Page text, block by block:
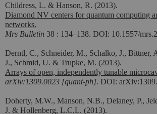
Childress, L. & Hanson, R. (2013).
Diamond NV centers for quantum computing
networks.
Mrs Bulletin 38 : 134–138. DOI: 10.1557/
Derntl, C., Schneider, M., Schalko, J., Bittner,
J., Schmid, U. & Trupke, M. (2013).
Arrays of open, independently tunable
arXiv:1309.0023 [quant-ph]. DOI:
Doherty, M.W., Manson, N.B., Delaney, P.,
J. & Hollenberg, L.C.L. (2013).